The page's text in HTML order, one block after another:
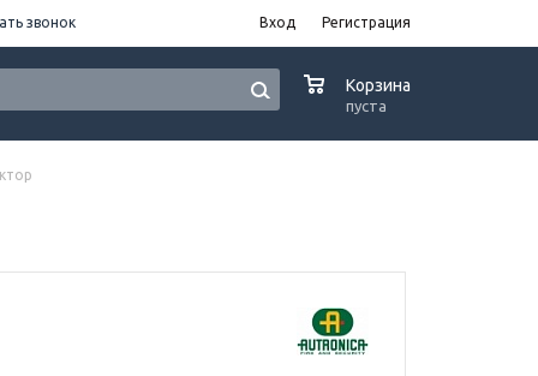
звонок Вход Регистрация
Корзина
пуста